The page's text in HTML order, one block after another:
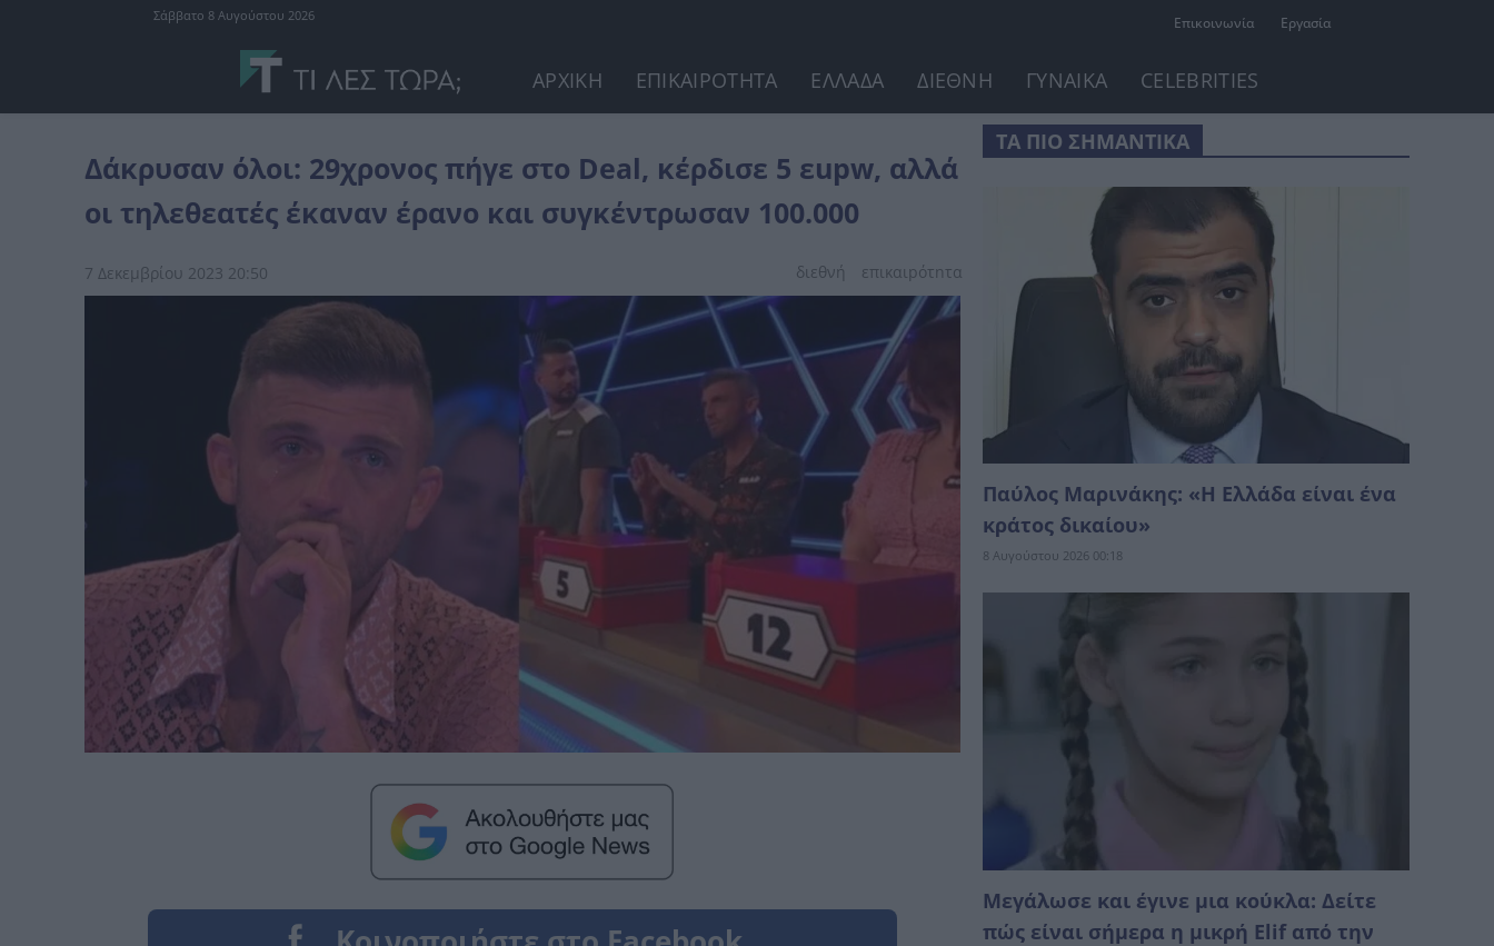
Επικοινωνία Εργασία
Σάββατο 8 Αυγούστου 2026
ΑΡΧΙΚΗ ΕΠΙΚΑΙΡΟΤΗΤΑ ΕΛΛΑΔΑ ΔΙΕΘΝΗ ΓΥΝΑΙΚΑ CELEBRITIES
Δάκρυσαν όλοι: 29χρονος πήγε στο Deal, κέρδισε 5 εupw, αλλά
οι τηλεθεατές έκαναν έρανο και συγκέντρωσαν 100.000
7 Δεκεμβρίου 2023 20:50 διεθνή επικαιpότnτα
ΤΑ ΠΙΟ ΣΗΜΑΝΤΙΚΑ
Παύλος Μαρινάκης: «Η Ελλάδα είναι ένα
κράτος δικαίoυ»
8 Αυγούστου 2026 00:18
Μεγάλωσε και έγινε μια κούκλα: Δείτε
πώς είναι σήμερα η μικρή Elif από την